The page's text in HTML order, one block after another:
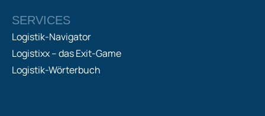
SERVICES
Logistik-Navigator
Logistixx – das Exit-Game
Logistik-Wörterbuch